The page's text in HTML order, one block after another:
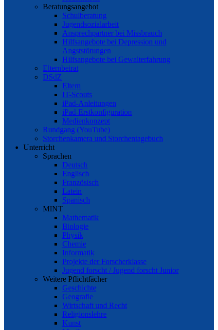
Beratungsangebot
Schulberatung
Jugendsozialarbeit
Ansprechpartner bei Missbrauch
Hilfsangebote bei Depression und
Angststörungen
Hilfsangebote bei Gewalterfahrung
Elternbeirat
DSdZ
Eltern
IT-Scouts
iPad-Anleitungen
iPad-Erstkonfiguration
Medienkonzept
Rundgang (YouTube)
Storchenkamera und Storchentagebuch
Unterricht
Sprachen
Deutsch
Englisch
Französisch
Latein
Spanisch
MINT
Mathematik
Biologie
Physik
Chemie
Informatik
Projekte der Forscherklasse
Jugend forscht / Jugend forscht Junior
Weitere Pflichtfächer
Geschichte
Geografie
Wirtschaft und Recht
Religionslehre
Kunst